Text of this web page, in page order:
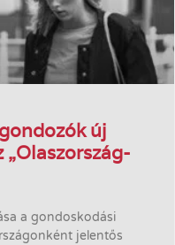
új
„Olaszország-
a gondoskodási
jelentős